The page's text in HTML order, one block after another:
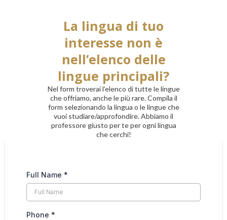
La lingua di tuo
interesse non è
nell’elenco delle
lingue principali?
Nel form troverai l’elenco di tutte le lingue
che offriamo, anche le più rare. Compila il
form selezionando la lingua o le lingue che
vuoi studiare/approfondire. Abbiamo il
professore giusto per te per ogni lingua
che cerchi!
Full Name *
Phone *